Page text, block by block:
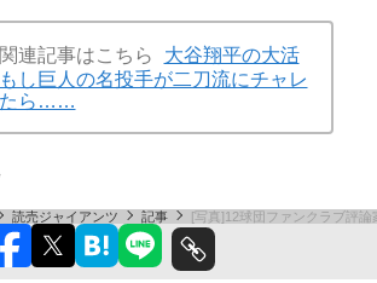
連記事はこちら
大谷翔平の大活
し巨人の名投手が二刀流にチャレ
たら……
読売ジャイアンツ 記事 [写真]12球団ファンクラブ評